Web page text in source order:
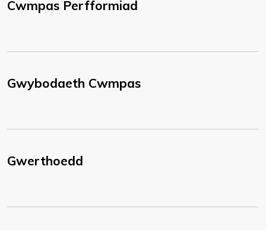
Cwmpas Perfformiad
Gwybodaeth Cwmpas
Gwerthoedd